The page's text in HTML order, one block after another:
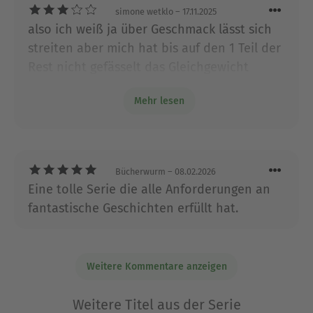
und ihren drei Kindern an der Golfküste Floridas.
Ausblenden
Reihe! Edit: Gerade ist der 4. Band nach
diesem 5. Band erschienen. 🤦🏿🤦🏼‍♂️🤦🏽‍♀️
simone wetklo – 17.11.2025
also ich weiß ja über Geschmack lässt sich
streiten aber mich hat bis auf den 1 Teil der
ausgeglichen ich lese es zu Ende aber bin
Mehr lesen
Bücherwurm – 08.02.2026
Eine tolle Serie die alle Anforderungen an
fantastische Geschichten erfüllt hat.
Weitere Kommentare anzeigen
Weitere Titel aus der Serie